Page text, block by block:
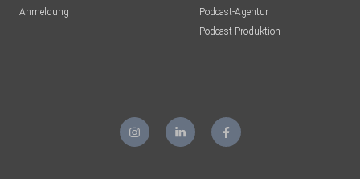
Anmeldung
Podcast-Agentur
Podcast-Produktion